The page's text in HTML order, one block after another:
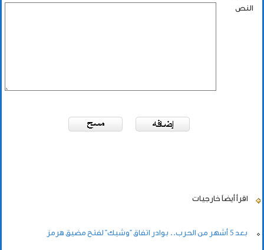
النص
اقرأ أيضاً خارجيات
بعد 5 أشهر من الحرب.. بوادر اتفاق "وشيك" لفتح مضيق هرمز